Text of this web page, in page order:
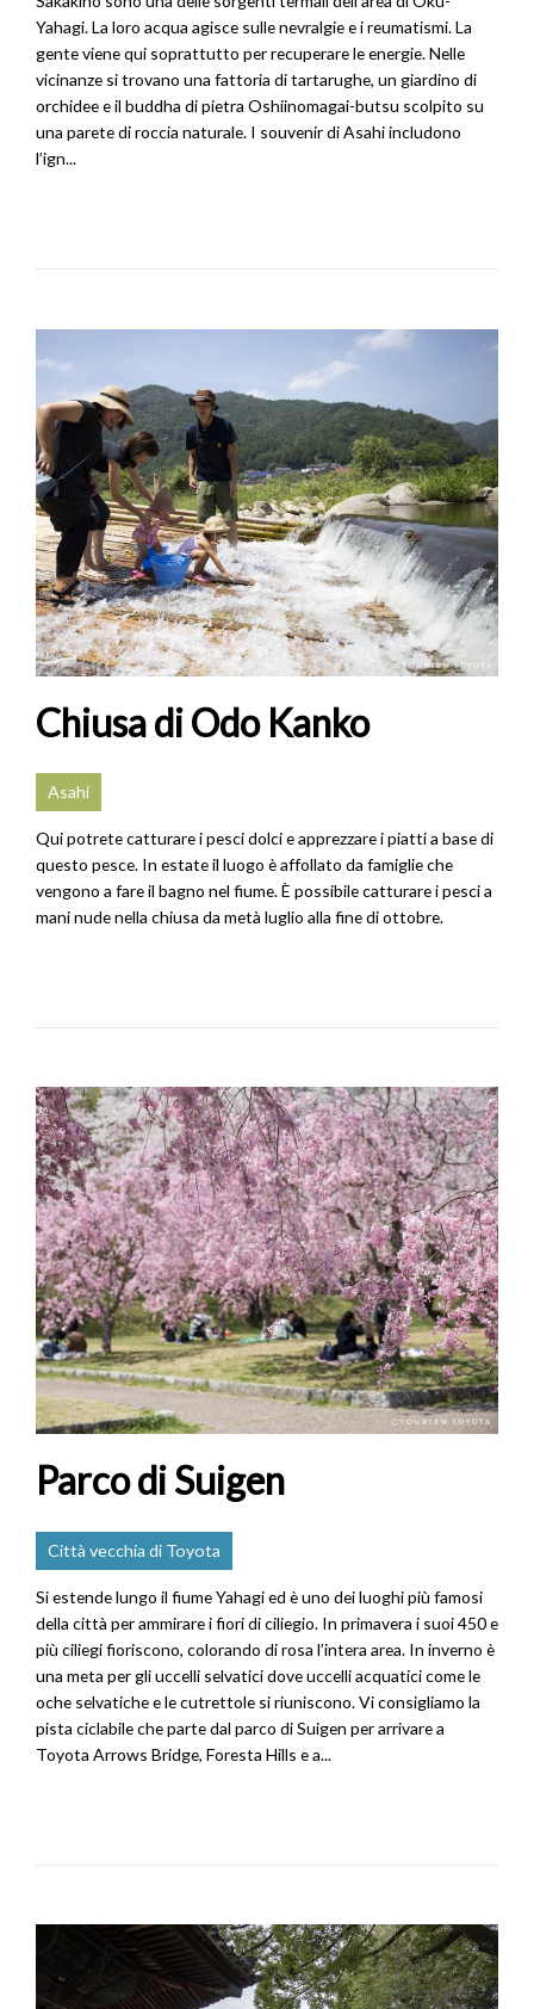
Yahagi. La loro acqua agisce sulle nevralgie e i reumatismi. La
gente viene qui soprattutto per recuperare le energie. Nelle
vicinanze si trovano una fattoria di tartarughe, un giardino di
orchidee e il buddha di pietra Oshiinomagai-butsu scolpito su
una parete di roccia naturale. I souvenir di Asahi includono
l’ign...
Chiusa di Odo Kanko
Asahi
Qui potrete catturare i pesci dolci e apprezzare i piatti a base di
questo pesce. In estate il luogo è affollato da famiglie che
vengono a fare il bagno nel fiume. È possibile catturare i pesci a
mani nude nella chiusa da metà luglio alla fine di ottobre.
Parco di Suigen
Città vecchia di Toyota
Si estende lungo il fiume Yahagi ed è uno dei luoghi più famosi
della città per ammirare i fiori di ciliegio. In primavera i suoi 450 e
più ciliegi fioriscono, colorando di rosa l’intera area. In inverno è
una meta per gli uccelli selvatici dove uccelli acquatici come le
oche selvatiche e le cutrettole si riuniscono. Vi consigliamo la
pista ciclabile che parte dal parco di Suigen per arrivare a
Toyota Arrows Bridge, Foresta Hills e a...